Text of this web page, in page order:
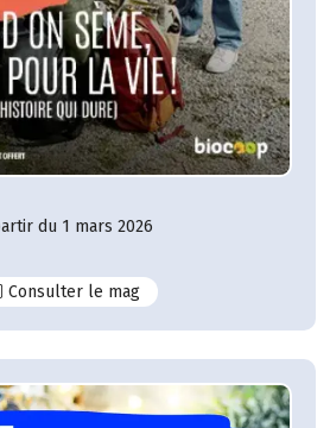
du 1 mars 2026
Consulter le magN°139